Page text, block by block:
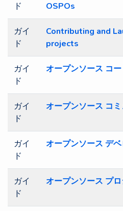
ド
OSPOs
ガイ
ド
Contributing and
projects
ガイ
ド
オープンソース コ
ガイ
ド
オープンソース コ
ガイ
ド
オープンソース デ
ガイ
ド
オープンソース プ